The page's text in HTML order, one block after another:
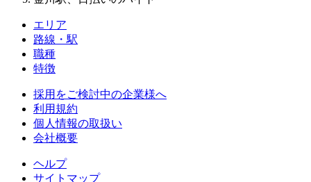
エリア
路線・駅
職種
特徴
採用をご検討中の企業様へ
利用規約
個人情報の取扱い
会社概要
ヘルプ
サイトマップ